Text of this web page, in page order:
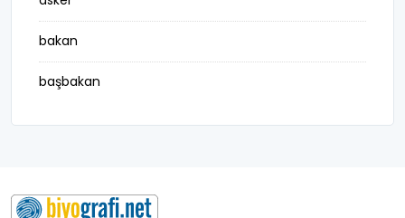
bakan
başbakan
belediye başkanı
buluş